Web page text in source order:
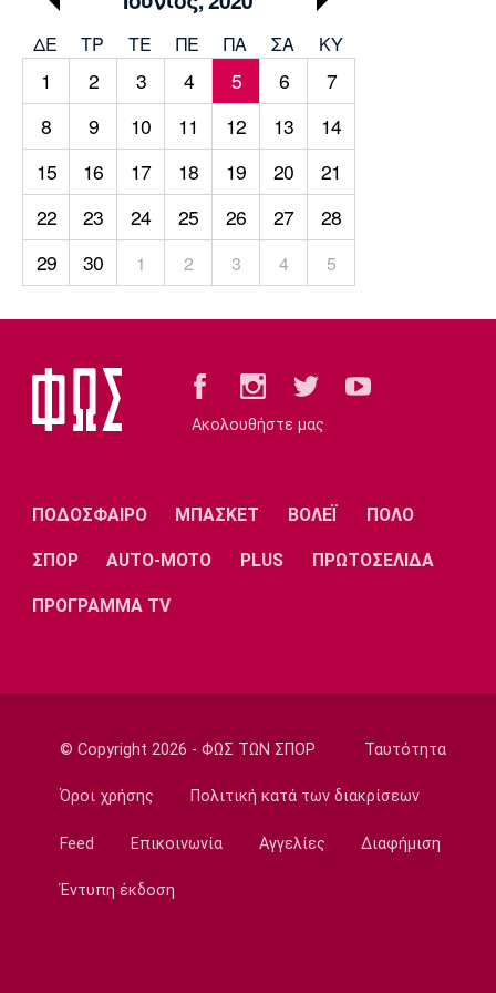
Πολιτισμός
Τραγούδια
Cine Spot
Running
Media
Παρασκήνιο
Πρόγραμμα TV
Ιωνικός Κηφισιά Πανσερραϊκός
Μαδρίτης
Μαδρίτης
Μάντσεστερ
Γιουνάιτεντ
Τσέλσι Άρσεναλ
Λίβερπουλ
Μάντσεστερ
Σίτι
Γιουβέντους
Μπορούσια
Μονακό
ΔΕ ΤΡ TΕ ΠΕ ΠΑ ΣΑ ΚΥ
1 2 3 4 5 6
7
8
9 10 11 12 13
14
15
16 17 18 19 20
21
22
23 24 25 26 27
28
29
30 1 2 3 4 5
Ακολουθήστε μας
ΠΟΔΟΣΦΑΙΡΟ ΜΠΑΣΚΕΤ ΒΟΛΕΪ ΠΟΛΟ
ΣΠΟΡ AUTO-MOTO PLUS ΠΡΩΤΟΣΕΛΙΔΑ
ΠΡΟΓΡΑΜΜΑ TV
© Copyright 2026 - ΦΩΣ ΤΩΝ ΣΠΟΡ Ταυτότητα
Όροι χρήσης Πολιτική κατά των διακρίσεων
Feed Επικοινωνία Αγγελίες Διαφήμιση
Έντυπη έκδοση